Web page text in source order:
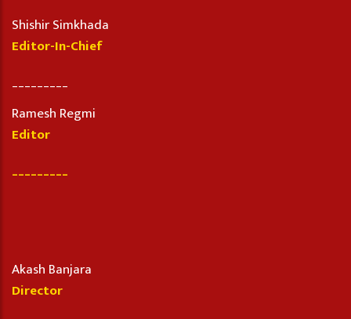
Shishir Simkhada
Editor-In-Chief
Ramesh Regmi
Editor
Akash Banjara
Director